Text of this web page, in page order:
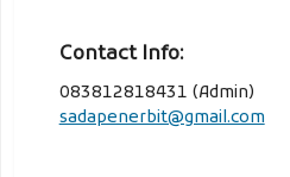
Contact Info:
083812818431 (Admin)
sadapenerbit@gmail.com